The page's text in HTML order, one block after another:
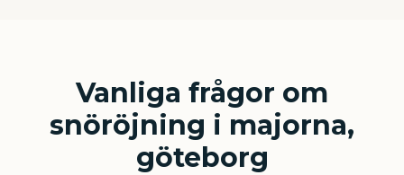
Vanliga frågor om
snöröjning i majorna,
göteborg